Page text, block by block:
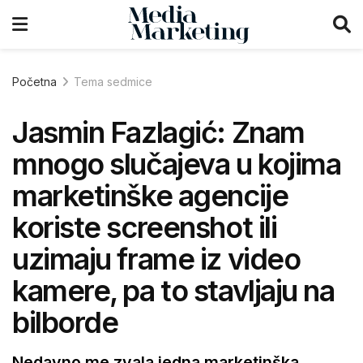
Početna Tema sedmice
Jasmin Fazlagić: Znam
mnogo slučajeva u kojima
marketinške agencije
koriste screenshot ili
uzimaju frame iz video
kamere, pa to stavljaju na
bilborde